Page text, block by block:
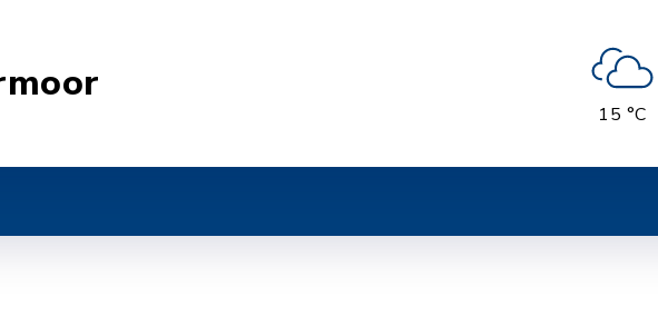
15 °C